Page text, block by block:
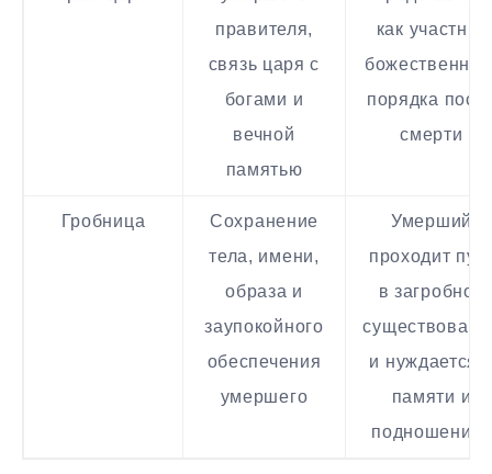
правителя,
связь царя с
богами и
вечной
памятью
как участник
порядка
смерти
Гробница
Сохранение
тела, имени,
образа и
заупокойного
обеспечения
умершего
Умерший
проходит
в загробное
и нуждается
памяти и
подношениях